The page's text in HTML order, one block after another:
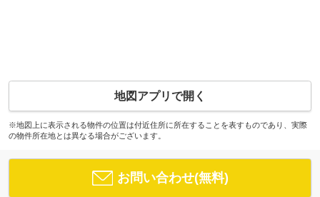
地図アプリで開く
※地図上に表示される物件の位置は付近住所に所在することを表すものであり、実際
の物件所在地とは異なる場合がございます。
お問い合わせ(無料)